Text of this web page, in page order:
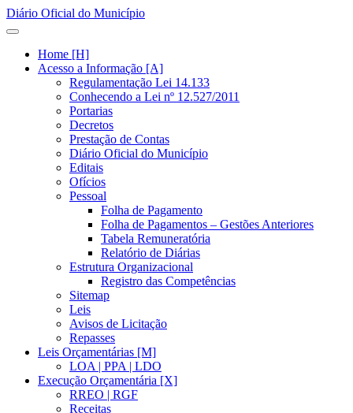
Diário Oficial do Município
Home [H]
Acesso a Informação [A]
Regulamentação Lei 14.133
Conhecendo a Lei nº 12.527/2011
Portarias
Decretos
Prestação de Contas
Diário Oficial do Município
Editais
Ofícios
Pessoal
Folha de Pagamento
Folha de Pagamentos – Gestões Anteriores
Tabela Remuneratória
Relatório de Diárias
Estrutura Organizacional
Registro das Competências
Sitemap
Leis
Avisos de Licitação
Repasses
Leis Orçamentárias [M]
LOA | PPA | LDO
Execução Orçamentária [X]
RREO | RGF
Receitas